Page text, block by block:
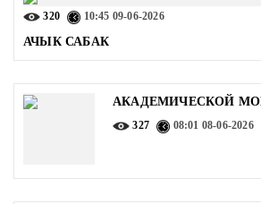
320 10:45 09-06-2026
АЧЫК САБАК
АКАДЕМИЧЕСКОЙ
327 08:01 08-06-2026